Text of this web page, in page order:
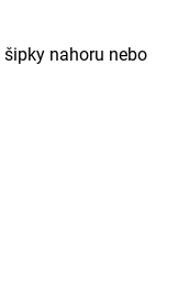
nahoru nebo